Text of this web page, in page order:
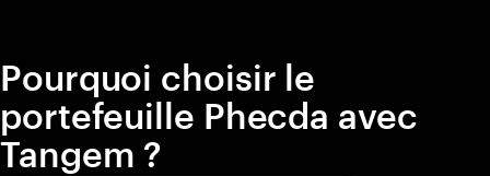
Pourquoi choisir le
portefeuille Phecda avec
Tangem ?